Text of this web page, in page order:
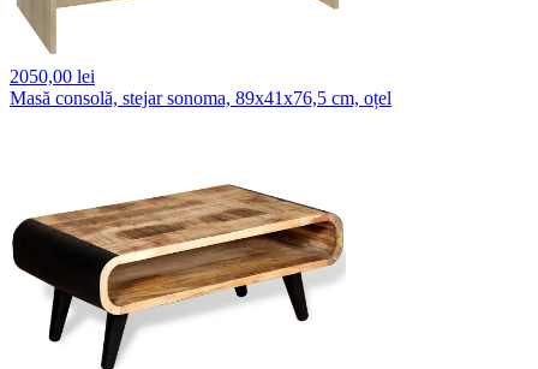
2050,00 lei
Masă consolă, stejar sonoma, 89x41x76,5 cm, oțel